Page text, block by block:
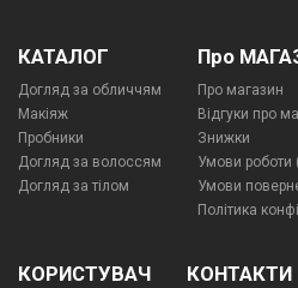
КАТАЛОГ
Догляд за обличчям
Макіяж
Пробники
Догляд за волоссям
Догляд за тілом
Про
Про магазин
Відгуки про
Знижки
Умови роботи
Умови
Політика
КОРИСТУВАЧ КОНТАКТИ